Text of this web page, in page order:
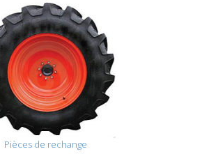
Pièces de rechange